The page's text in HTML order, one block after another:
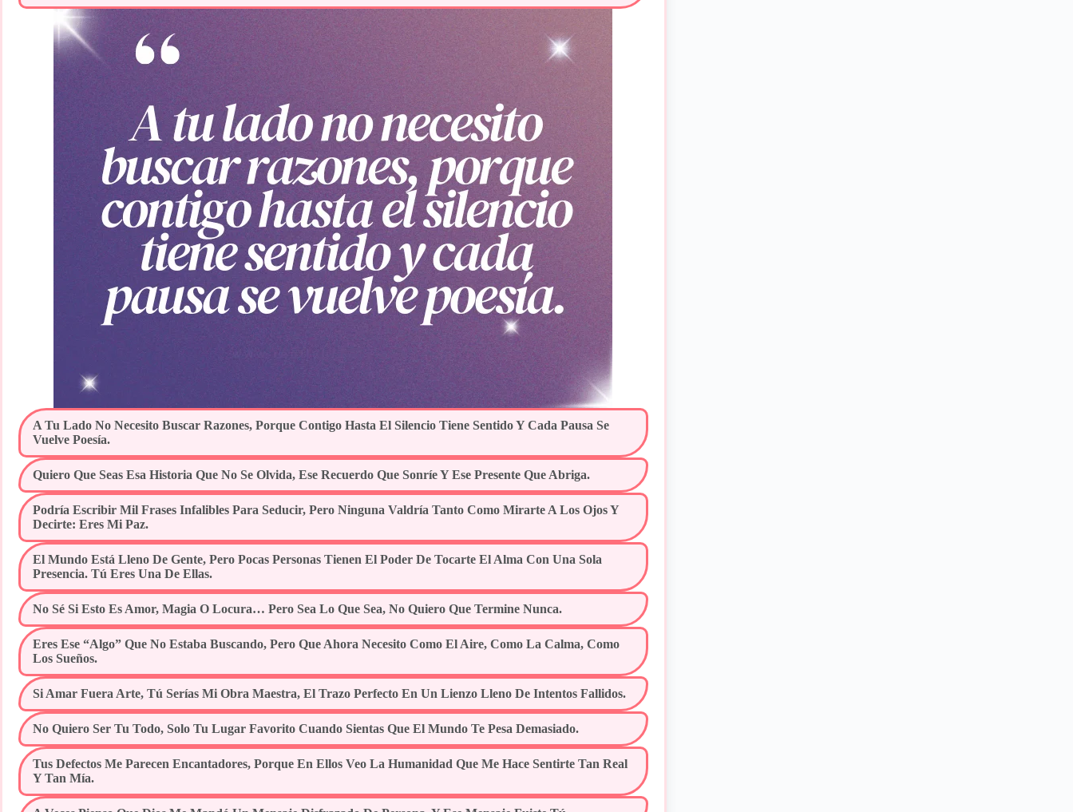
A Tu Lado No Necesito Buscar Razones, Porque Contigo Hasta El Silencio Tiene Sentido Y Cada Pausa Se
Vuelve Poesía.
Quiero Que Seas Esa Historia Que No Se Olvida, Ese Recuerdo Que Sonríe Y Ese Presente Que Abriga.
Podría Escribir Mil Frases Infalibles Para Seducir, Pero Ninguna Valdría Tanto Como Mirarte A Los Ojos Y
Decirte: Eres Mi Paz.
El Mundo Está Lleno De Gente, Pero Pocas Personas Tienen El Poder De Tocarte El Alma Con Una Sola
Presencia. Tú Eres Una De Ellas.
No Sé Si Esto Es Amor, Magia O Locura… Pero Sea Lo Que Sea, No Quiero Que Termine Nunca.
Eres Ese “algo” Que No Estaba Buscando, Pero Que Ahora Necesito Como El Aire, Como La Calma, Como
Los Sueños.
Si Amar Fuera Arte, Tú Serías Mi Obra Maestra, El Trazo Perfecto En Un Lienzo Lleno De Intentos Fallidos.
No Quiero Ser Tu Todo, Solo Tu Lugar Favorito Cuando Sientas Que El Mundo Te Pesa Demasiado.
Tus Defectos Me Parecen Encantadores, Porque En Ellos Veo La Humanidad Que Me Hace Sentirte Tan Real
Y Tan Mía.